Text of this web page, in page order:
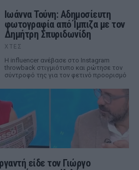
Ιωάννα Τούνη: Αδημοσίευτη
φωτογραφία από Ίμπιζα με τον
Δημήτρη Σπυριδωνίδη
ΧΤΕΣ
Η influencer ανέβασε στο Instagram
throwback στιγμιότυπο και ρώτησε τον
σύντροφό της για τον φετινό προορισμό
είδε τον Γιώργο